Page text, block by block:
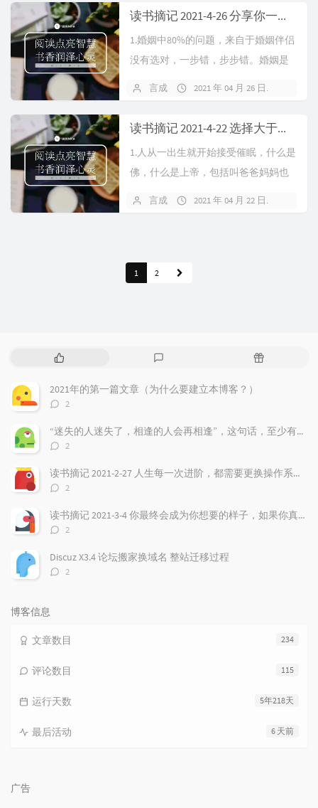
的日子里否定...
读书摘记 2021-4-26 分享你一种切实可行，事半功倍的学习方法，准备好了吗？
1.婚姻中80%的问题，来自于婚姻伴侣
没有选对，一步错，步步错。婚姻是
经营婚姻，否则和谁过...
言成 2021 年 04 月 26 日
读书摘记 2021-4-22 选择大于一切，做自己熟悉领域的项目
1.人从一出生就开始接受催眠，什么是
佛，什么是上帝，包括叫爸爸妈妈也
言成 2021 年 04 月 22 日
1 2
热
文
章
评
论
随
2021年的第一篇文章（为什么要建立本博客？）
评
数：
2
“迷失的人迷失了，相逢的人会再相逢”，这句话，至少有三层含义
评
数：
2
读书摘记 2021-2-27 人生每一次进阶，都需要更换操作系统，最好把过去都遗忘！
评
数：
2
读书摘记 2021-3-4 你最终会成为你想要的样子，如果你真的非常想，虽然听起来有点违心，但是强大的愿望确实非常重要！
评
数：
2
Discuz X3.4 论坛搬家换域名 整站迁移过程
评
2
博客信息
234
文章数目
115
评论数目
5年218天
运行天数
6 天前
最后活动
广告